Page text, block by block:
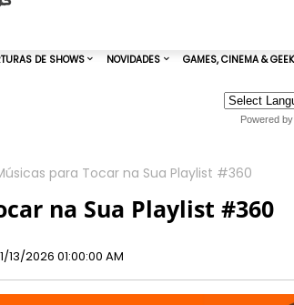
Powered by
para Tocar na Sua Playlist #360
na Sua Playlist #360
1/13/2026 01:00:00 AM